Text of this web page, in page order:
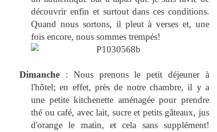
découvrir enfin et surtout dans ces conditions.
Quand nous sortons, il pleut à verses et, une
fois encore, nous sommes trempés!
Dimanche : Nous prenons le petit déjeuner à
l'hôtel; en effet, près de notre chambre, il y a
une petite kitchenette aménagée pour prendre
thé ou café, avec lait, sucre et petits gâteaux, jus
d'orange le matin, et cela sans supplément!